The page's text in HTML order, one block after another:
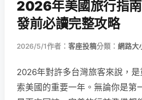
2026年美國旅行指
發前必讀完整攻略
2026/5/1作者： 客座投稿分類： 網路大
2026年對許多台灣旅客來說，
索美國的重要一年。無論你是第